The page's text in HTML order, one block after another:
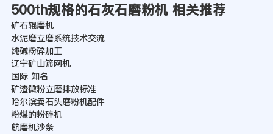
500th规格的石灰石磨粉机 相关推荐
矿石辊磨机
水泥磨立磨系统技术交流
纯碱粉碎加工
辽宁矿山筛网机
国际 知名
矿渣微粉立磨排放标准
哈尔滨卖石头磨粉机配件
粉煤的粉碎机
航磨机沙条